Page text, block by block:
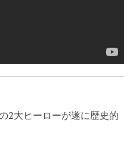
2大ヒーローが遂に歴史的